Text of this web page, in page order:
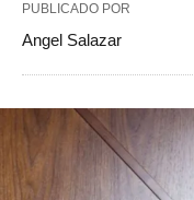
PUBLICADO POR
Angel Salazar